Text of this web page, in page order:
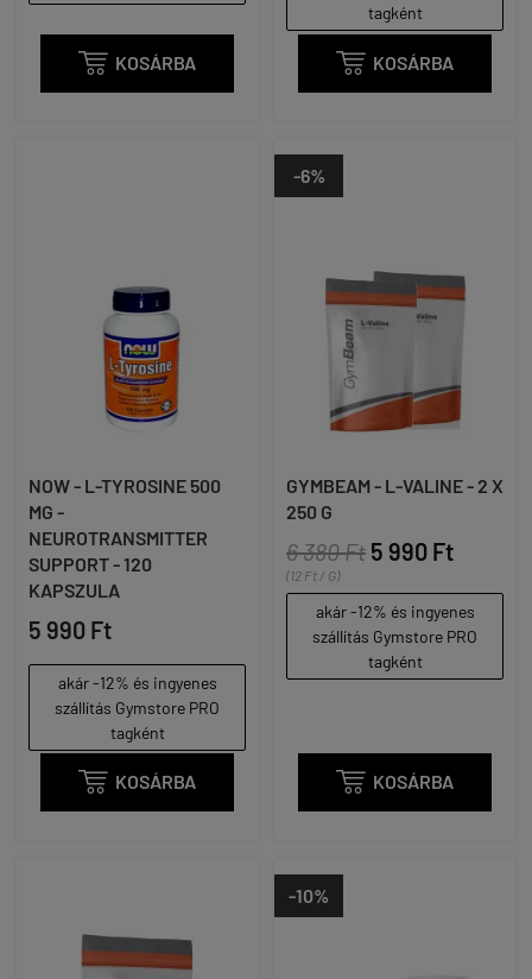
 KOSÁRBA
tagként
 KOSÁRBA
NOW - L-TYROSINE 500
MG -
NEUROTRANSMITTER
SUPPORT - 120
KAPSZULA
5 990 Ft
akár -12% és ingyenes
szállítás Gymstore PRO
tagként
 KOSÁRBA
-6%
GYMBEAM - L-VALINE - 2 X
250 G
6 380 Ft 5 990 Ft
(12 Ft / G)
akár -12% és ingyenes
szállítás Gymstore PRO
tagként
 KOSÁRBA
-10%